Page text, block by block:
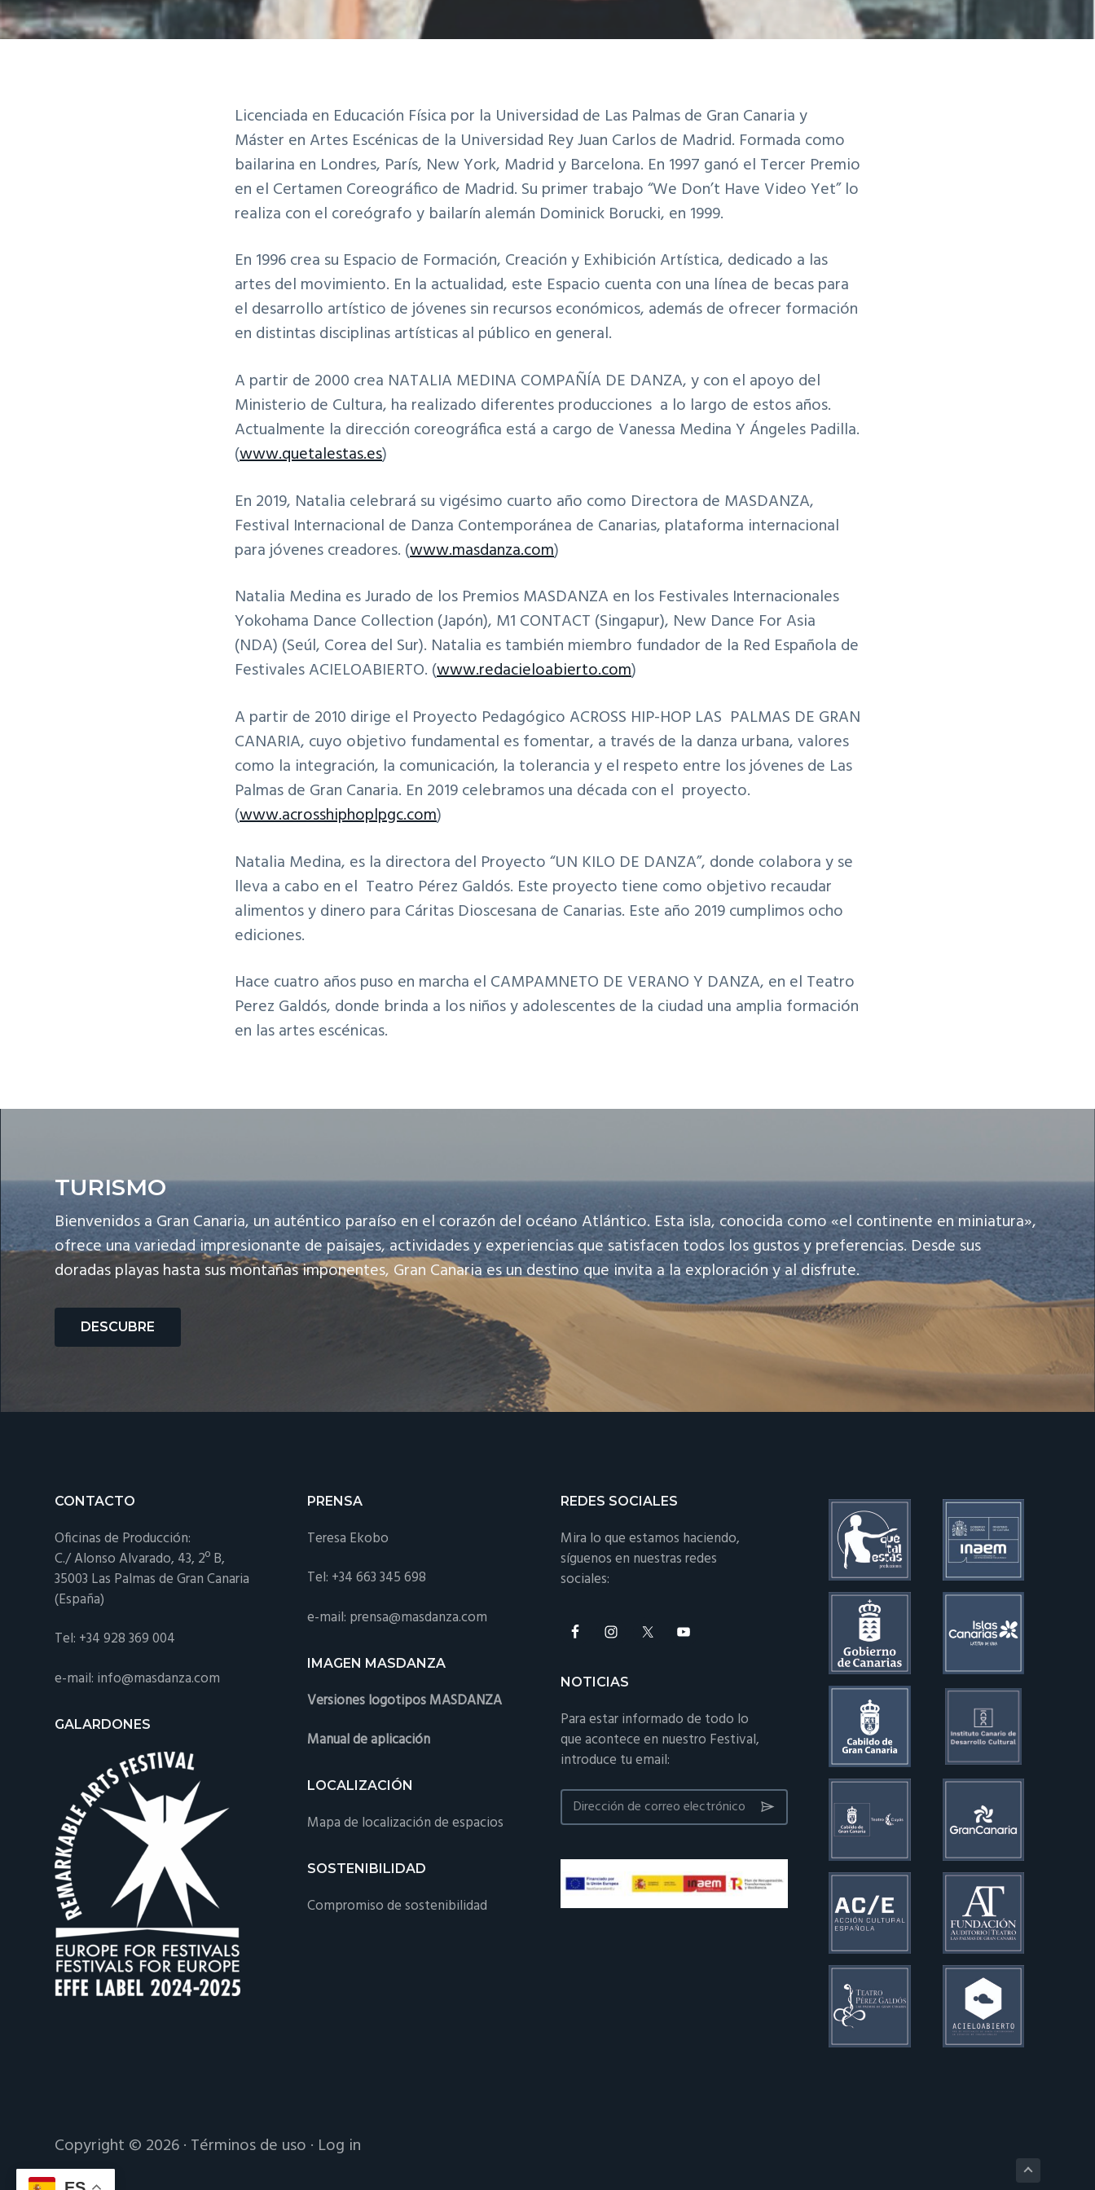
v
i
n
t
Licenciada en Educación Física por la Universidad de Las Palmas de Gran Canaria y
Máster en Artes Escénicas de la Universidad Rey Juan Carlos de Madrid. Formada como
bailarina en Londres, París, New York, Madrid y Barcelona. En 1997 ganó el Tercer Premio
en el Certamen Coreográfico de Madrid. Su primer trabajo “We Don’t Have Video Yet” lo
realiza con el coreógrafo y bailarín alemán Dominick Borucki, en 1999.
En 1996 crea su Espacio de Formación, Creación y Exhibición Artística, dedicado a las
artes del movimiento. En la actualidad, este Espacio cuenta con una línea de becas para
el desarrollo artístico de jóvenes sin recursos económicos, además de ofrecer formación
en distintas disciplinas artísticas al público en general.
A partir de 2000 crea NATALIA MEDINA COMPAÑÍA DE DANZA, y con el apoyo del
Ministerio de Cultura, ha realizado diferentes producciones a lo largo de estos años.
Actualmente la dirección coreográfica está a cargo de Vanessa Medina Y Ángeles Padilla.
(www.quetalestas.es)
En 2019, Natalia celebrará su vigésimo cuarto año como Directora de MASDANZA,
Festival Internacional de Danza Contemporánea de Canarias, plataforma internacional
para jóvenes creadores. (www.masdanza.com)
Natalia Medina es Jurado de los Premios MASDANZA en los Festivales Internacionales
Yokohama Dance Collection (Japón), M1 CONTACT (Singapur), New Dance For Asia
(NDA) (Seúl, Corea del Sur). Natalia es también miembro fundador de la Red Española de
Festivales ACIELOABIERTO. (www.redacieloabierto.com)
A partir de 2010 dirige el Proyecto Pedagógico ACROSS HIP-HOP LAS PALMAS DE GRAN
CANARIA, cuyo objetivo fundamental es fomentar, a través de la danza urbana, valores
como la integración, la comunicación, la tolerancia y el respeto entre los jóvenes de Las
Palmas de Gran Canaria. En 2019 celebramos una década con el proyecto.
(www.acrosshiphoplpgc.com)
Natalia Medina, es la directora del Proyecto “UN KILO DE DANZA”, donde colabora y se
lleva a cabo en el Teatro Pérez Galdós. Este proyecto tiene como objetivo recaudar
alimentos y dinero para Cáritas Dioscesana de Canarias. Este año 2019 cumplimos ocho
ediciones.
Hace cuatro años puso en marcha el CAMPAMNETO DE VERANO Y DANZA, en el Teatro
Perez Galdós, donde brinda a los niños y adolescentes de la ciudad una amplia formación
en las artes escénicas.
TURISMO
Bienvenidos a Gran Canaria, un auténtico paraíso en el corazón del océano Atlántico. Esta isla, conocida como «el continente en miniatura»,
ofrece una variedad impresionante de paisajes, actividades y experiencias que satisfacen todos los gustos y preferencias. Desde sus
doradas playas hasta sus montañas imponentes, Gran Canaria es un destino que invita a la exploración y al disfrute.
DESCUBRE
Footer
CONTACTO
Oficinas de Producción:
C./ Alonso Alvarado, 43, 2º B,
35003 Las Palmas de Gran Canaria
(España)
Tel: +34 928 369 004
e-mail: info@masdanza.com
GALARDONES
PRENSA
Teresa Ekobo
Tel: +34 663 345 698
e-mail: prensa@masdanza.com
IMAGEN MASDANZA
Versiones logotipos MASDANZA
Manual de aplicación
LOCALIZACIÓN
Mapa de localización de espacios
SOSTENIBILIDAD
Compromiso de sostenibilidad
REDES SOCIALES
Mira lo que estamos haciendo,
síguenos en nuestras redes
sociales:
NOTICIAS
Para estar informado de todo lo
que acontece en nuestro Festival,
introduce tu email:
Copyright © 2026 · Términos de uso · Log in